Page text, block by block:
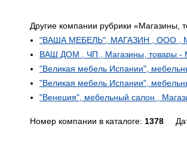
Другие компании рубрики «Магазины,
"ВАША МЕБЕЛЬ", МАГАЗИН , ООО ,
ВАШ ДОМ , ЧП , Магазины, товары -
"Великая мебель Испании",
"Великая мебель Испании",
"Венеция", мебельный салон ,
Номер компании в каталоге: 1378